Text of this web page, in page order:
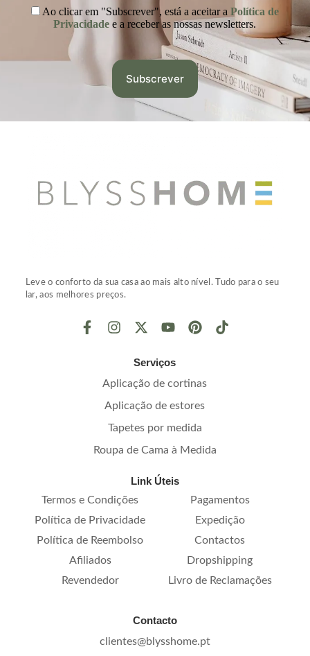
Ao clicar em "Subscrever", está a aceitar a Política de
Privacidade e a receber as nossas newsletters.
Leve o conforto da sua casa ao mais alto nível. Tudo para o seu
lar, aos melhores preços.
Serviços
Aplicação de cortinas
Aplicação de estores
Tapetes por medida
Roupa de Cama à Medida
Link Úteis
Termos e Condições
Pagamentos
Política de Privacidade
Expedição
Política de Reembolso
Contactos
Afiliados
Dropshipping
Revendedor
Livro de Reclamações
Contacto
clientes@blysshome.pt